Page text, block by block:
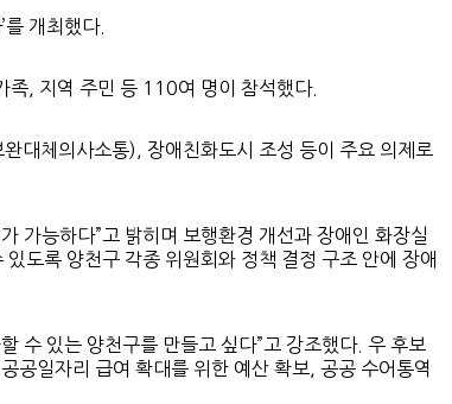
개최했다.
족, 지역 주민 등 110여 명이 참석했다.
대체의사소통), 장애친화도시 조성 등이 주요 의제로
가능하다”고 밝히며 보행환경 개선과 장애인 화장실
도록 양천구 각종 위원회와 정책 결정 구조 안에 장애
수 있는 양천구를 만들고 싶다”고 강조했다. 우 후보
공일자리 급여 확대를 위한 예산 확보, 공공 수어통역